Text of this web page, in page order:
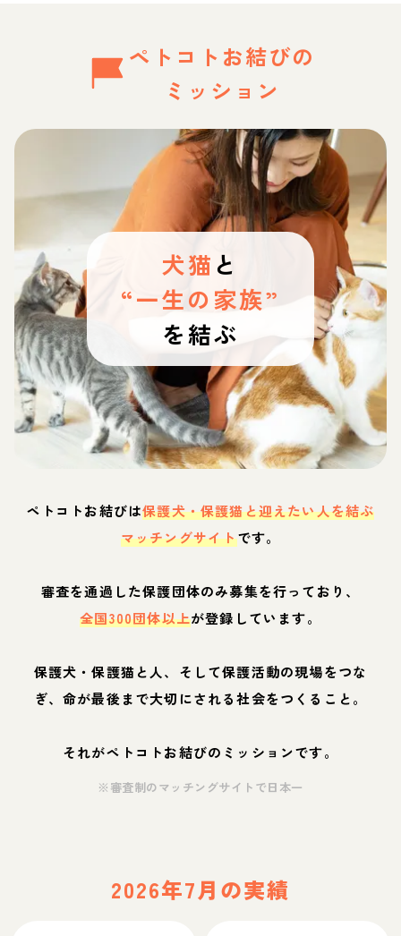
ペトコトお結びの
ミッション
犬猫 と
“一生の家族”
を結ぶ
ペトコトお結びは保護犬・保護猫と迎えたい人を結ぶ
マッチングサイトです。
審査を通過した保護団体のみ募集を行っており、
全国300団体以上が登録しています。
保護犬・保護猫と人、そして保護活動の現場をつな
ぎ、命が最後まで大切にされる社会をつくること。
それがペトコトお結びのミッションです。
※審査制のマッチングサイトで日本一
2026年7月の実績